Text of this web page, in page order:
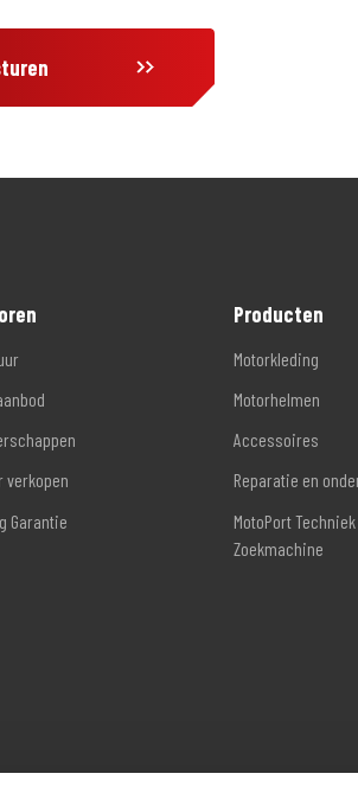
verkopen
Garantie
Producten
Motorkleding
Motorhelmen
Accessoires
Reparatie en
MotoPort
Zoekmachine